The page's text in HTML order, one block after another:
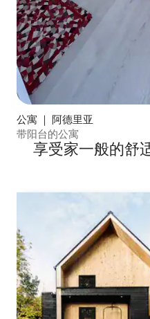
公寓 ｜ 阿德里亚
带阳台的公寓
享受家一般的舒